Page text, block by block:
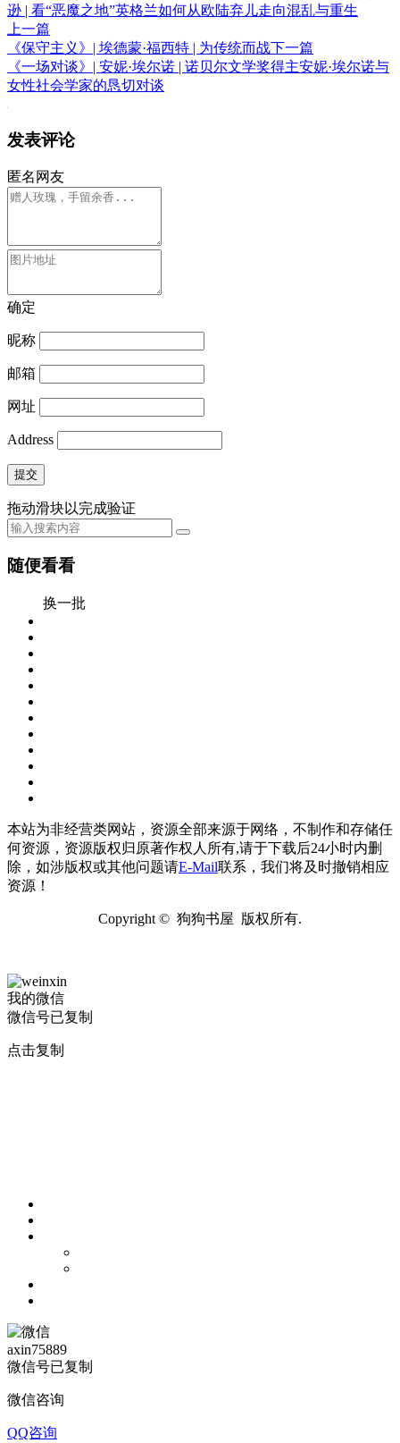
逊 | 看“恶魔之地”英格兰如何从欧陆弃儿走向混乱与重生
上一篇
《保守主义》| 埃德蒙·福西特 | 为传统而战下一篇
《一场对谈》| 安妮·埃尔诺 | 诺贝尔文学奖得主安妮·埃尔诺与
女性社会学家的恳切对谈
发表评论
匿名网友
确定
昵称
邮箱
网址
Address
提交
拖动滑块以完成验证
随便看看
换一批
本站为非经营类网站，资源全部来源于网络，不制作和存储任
何资源，资源版权归原著作权人所有,请于下载后24小时内删
除，如涉版权或其他问题请E-Mail联系，我们将及时撤销相应
资源！
Copyright © 狗狗书屋 版权所有.
我的微信
微信号已复制
点击复制
axin75889
微信号已复制
微信咨询
QQ咨询